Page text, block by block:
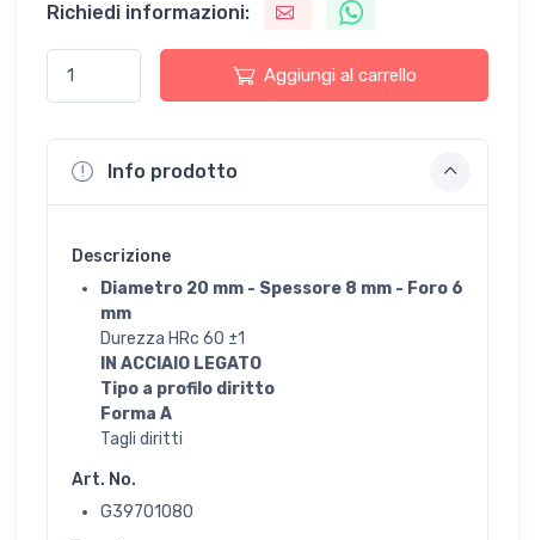
Richiedi informazioni:
Aggiungi al carrello
Info prodotto
Descrizione
Diametro 20 mm - Spessore 8 mm - Foro 6
mm
Durezza HRc 60 ±1
IN ACCIAIO LEGATO
Tipo a profilo diritto
Forma A
Tagli diritti
Art. No.
G39701080